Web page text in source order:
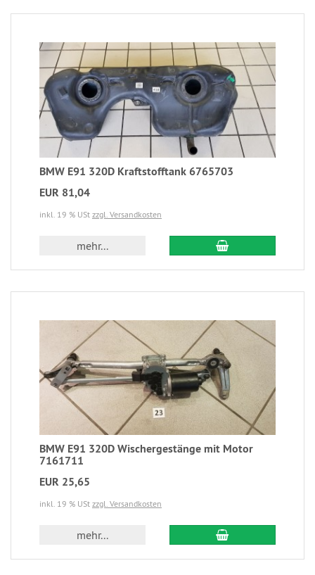
BMW E91 320D Kraftstofftank 6765703
EUR 81,04
inkl. 19 % USt zzgl. Versandkosten
mehr...
BMW E91 320D Wischergestänge mit Motor
7161711
EUR 25,65
inkl. 19 % USt zzgl. Versandkosten
mehr...